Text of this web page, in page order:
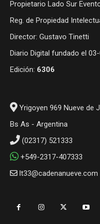
Propietario Lado Sur
Reg. de Propiedad
Director: Gustavo Tinetti
Diario Digital fundado el
Edición: 6306
Yrigoyen 969 Nueve de
Bs As - Argentina
(02317) 521333
+549-2317-407333
lt33@cadenanueve.com